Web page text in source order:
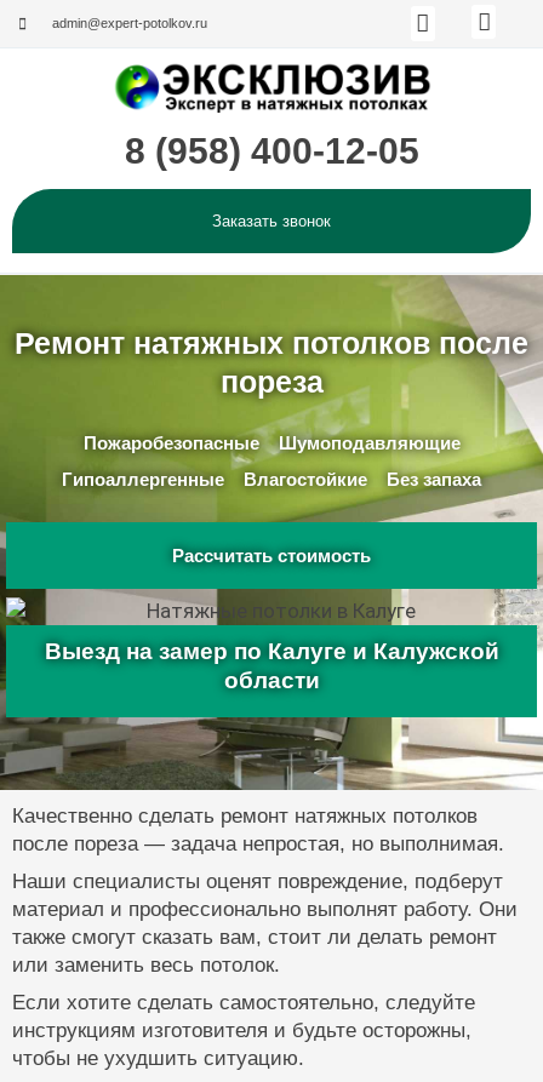
Перейти
содержимому
Меню
admin@expert-potolkov.ru
8 (958) 400-12-05
Заказать звонок
Ремонт натяжных потолков после
пореза
Пожаробезопасные
Шумоподавляющие
Гипоаллергенные
Влагостойкие Без запаха
Рассчитать стоимость
Выезд на замер по Калуге и Калужской
области
Качественно сделать ремонт натяжных потолков
после пореза — задача непростая, но выполнимая.
Наши специалисты оценят повреждение, подберут
материал и профессионально выполнят работу. Они
также смогут сказать вам, стоит ли делать ремонт
или заменить весь потолок.
Если хотите сделать самостоятельно, следуйте
инструкциям изготовителя и будьте осторожны,
чтобы не ухудшить ситуацию.